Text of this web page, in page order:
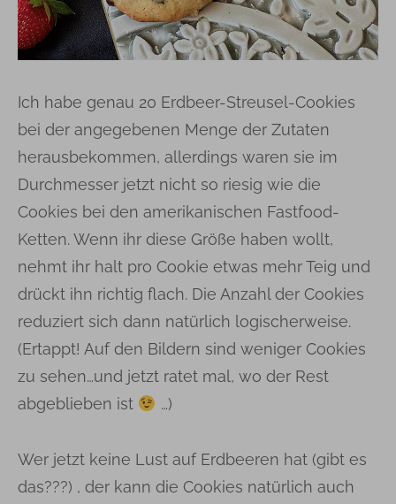
Ich habe genau 20 Erdbeer-Streusel-Cookies
bei der angegebenen Menge der Zutaten
herausbekommen, allerdings waren sie im
Durchmesser jetzt nicht so riesig wie die
Cookies bei den amerikanischen Fastfood-
Ketten. Wenn ihr diese Größe haben wollt,
nehmt ihr halt pro Cookie etwas mehr Teig und
drückt ihn richtig flach. Die Anzahl der Cookies
reduziert sich dann natürlich logischerweise.
(Ertappt! Auf den Bildern sind weniger Cookies
zu sehen…und jetzt ratet mal, wo der Rest
abgeblieben ist
…)
Wer jetzt keine Lust auf Erdbeeren hat (gibt es
das???) , der kann die Cookies natürlich auch